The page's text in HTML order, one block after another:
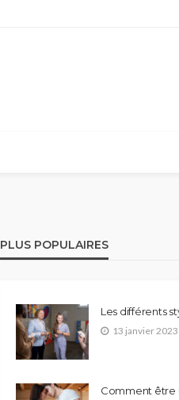
PLUS POPULAIRES
Les différents
13 janvier 2023
Comment être